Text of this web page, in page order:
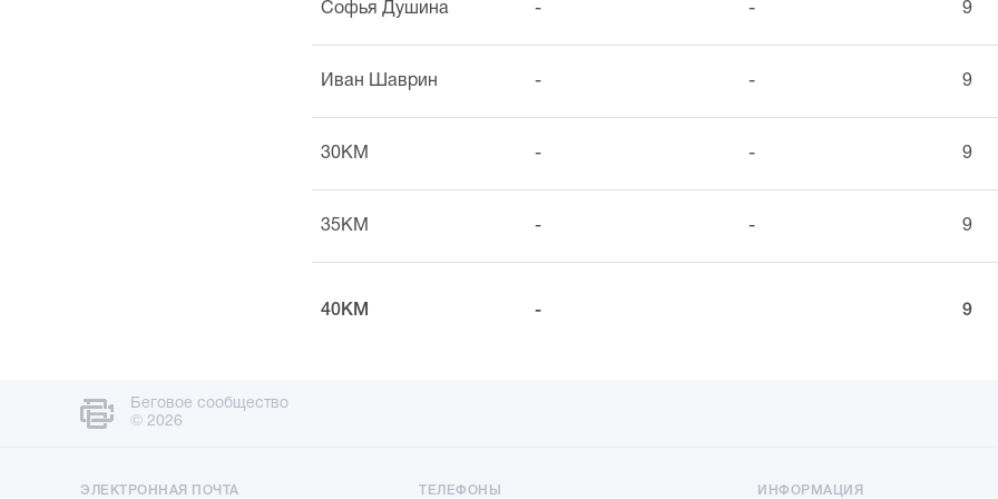
Софья Душина - - 9
Иван Шаврин - - 9
30KM - - 9
35KM - - 9
40KM - 9
Беговое сообщество
© 2026
ЭЛЕКТРОННАЯ ПОЧТА ТЕЛЕФОНЫ ИНФОРМАЦИЯ